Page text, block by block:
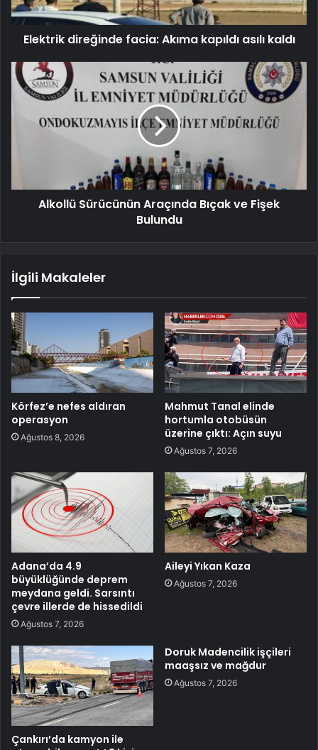
Elektrik direğinde facia: Akıma kapıldı asılı kaldı
Alkollü Sürücünün Araçında Bıçak ve Fişek
Bulundu
İlgili Makaleler
Körfez’e nefes aldıran
operasyon
Ağustos 8, 2026
Mahmut Tanal elinde
hortumla otobüsün
üzerine çıktı: Açın suyu
Ağustos 7, 2026
Adana’da 4.9
büyüklüğünde deprem
meydana geldi. Sarsıntı
çevre illerde de hissedildi
Ağustos 7, 2026
Aileyi Yıkan Kaza
Ağustos 7, 2026
Çankırı’da kamyon ile
Doruk Madencilik işçileri
maaşsız ve mağdur
Ağustos 7, 2026